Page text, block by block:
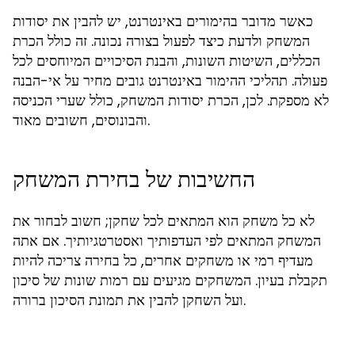
כאשר מדובר בהימורים באינטרנט, יש להבין את יסודות
המשחק ולדעת כיצד לפעול בצורה נכונה. זה כולל הכרת
הכללים, השיטות השונות, והבנת הסיכויים המיוחסים לכל
פעולה. תהליכי ההימור באינטרנט גובים מחיר על אי-הבנה
לא מספקת. לכן, הכרת יסודות המשחק, כולל שערי הכניסה
והבונוסים, חשובים מאוד.
החשיבות של בחירת המשחק
לא כל משחק הוא המתאים לכל שחקן; חשוב לבחור את
המשחק המתאים לפי העדפותיך ואסטרטגיותיך. אם אתה
מעדיף רמי או משחקים אחרים, כל בחירה צריכה להיות
תקבלת בעיון. המשחקים מגיעים עם רמות שונות של סיכון
ועל השחקן להבין את תמונת הסיכון ברורה.